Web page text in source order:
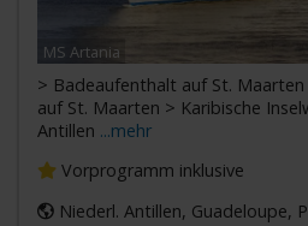
MS Artania
> Badeaufenthalt auf St.
auf St. Maarten > Karibische
Antillen ...mehr
Vorprogramm inklusive
Niederl. Antillen, Guadeloupe,